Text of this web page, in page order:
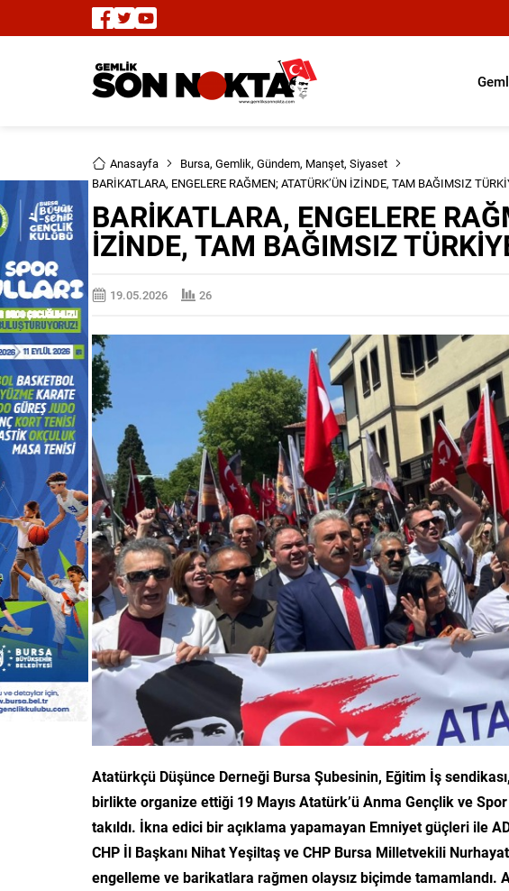
Anasayfa Bursa, Gemlik, Gündem, Manşet, Siyaset
BARİKATLARA, ENGELERE RAĞMEN; ATATÜRK’ÜN İZİNDE, TAM BAĞIMSIZ
BARİKATLARA, ENGELERE
İZİNDE, TAM BAĞIMSIZ
19.05.2026 26
Atatürkçü Düşünce Derneği Bursa Şubesinin, Eğitim İş
birlikte organize ettiği 19 Mayıs Atatürk’ü Anma Gençlik ve
takıldı. İkna edici bir açıklama yapamayan Emniyet güçleri ile
CHP İl Başkanı Nihat Yeşiltaş ve CHP Bursa Milletvekili Nurhayat
engelleme ve barikatlara rağmen olaysız biçimde tamamlandı.